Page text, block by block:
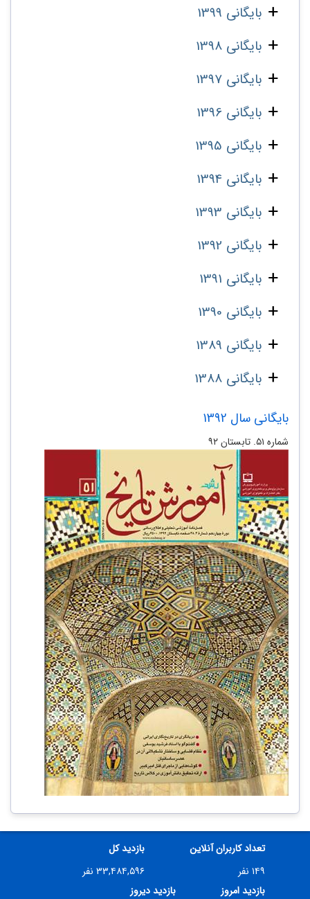
بایگانی 1399
بایگانی 1398
بایگانی 1397
بایگانی 1396
بایگانی 1395
بایگانی 1394
بایگانی 1393
بایگانی 1392
بایگانی 1391
بایگانی 1390
بایگانی 1389
بایگانی 1388
بایگانی سال 1392
شماره‌ ۵۱. تابستان ۹۲
تعداد کاربران آنلاین
۱۴۹ نفر
بازدید کل
۳۳,۴۸۴,۵۹۶ نفر
بازدید امروز
بازدید دیروز